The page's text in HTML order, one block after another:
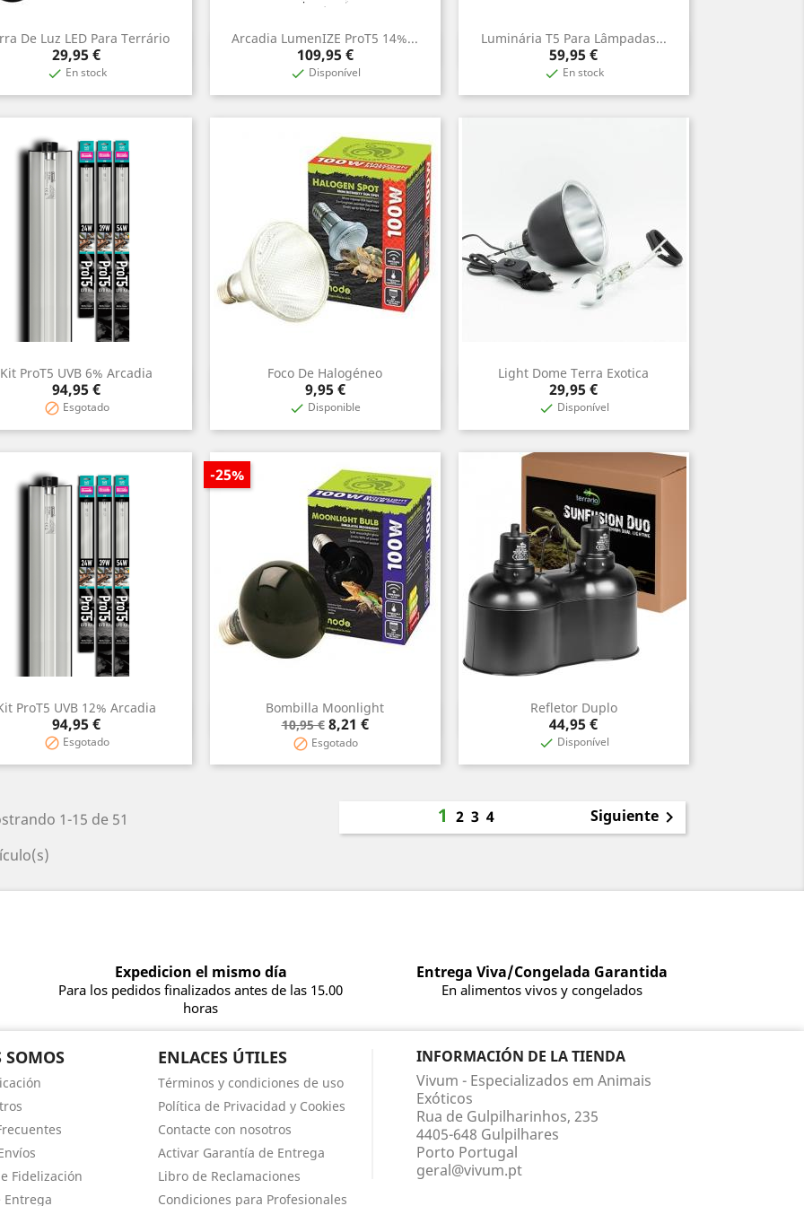
De Luz LED Para Terrário
Precio
29,95 €
 En stock
Vista rápida
Arcadia LumenIZE ProT5 14%...
Precio
109,95 €
 Disponível
Vista rápida
Luminária T5 Para Lâmpadas...
Precio
59,95 €
 En stock
Vista rápida
Kit ProT5 UVB 6% Arcadia
Precio
94,95 €
 Esgotado
Vista rápida
Foco De Halogéneo
Precio
9,95 €
 Disponible
Vista rápida
Light Dome Terra Exotica
Precio
29,95 €
 Disponível
Vista rápida
ProT5 UVB 12% Arcadia
Precio
94,95 €
 Esgotado
Vista rápida
Bombilla Moonlight
Precio
base
10,95 €
-25%
Precio
8,21 €
 Esgotado
Vista rápida
Refletor Duplo
Precio
44,95 €
 Disponível
Vista rápida
1-15 de 51
1234 Siguiente
Expedicion el mismo día
Para los pedidos finalizados antes de las 15.00
horas
Entrega Viva/Congelada Garantida
En alimentos vivos y congelados
SOMOS
Fidelización
Entrega
ENLACES ÚTILES
Términos y condiciones de uso
Política de Privacidad y Cookies
Contacte con nosotros
Activar Garantía de Entrega
Libro de Reclamaciones
Condiciones para Profesionales
INFORMACIÓN DE LA TIENDA
Vivum - Especializados em Animais
Exóticos
Rua de Gulpilharinhos, 235
4405-648 Gulpilhares
Porto Portugal
geral@vivum.pt